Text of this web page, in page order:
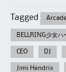
Tagged
BELLRING少女ハ
CEO DJ
Jimi Hendrix